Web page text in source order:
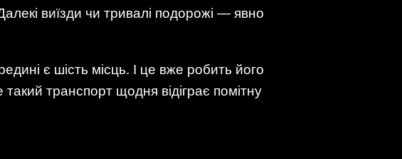
виїзди чи тривалі подорожі — явно
є шість місць. І це вже робить його
транспорт щодня відіграє помітну